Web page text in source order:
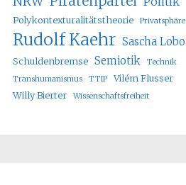
Polykontexturalitätstheorie Privatsphäre
Rudolf Kaehr Sascha Lobo
Schuldenbremse Semiotik
Technik
Transhumanismus
TTIP
Vilém Flusser
Willy Bierter
Wissenschaftsfreiheit